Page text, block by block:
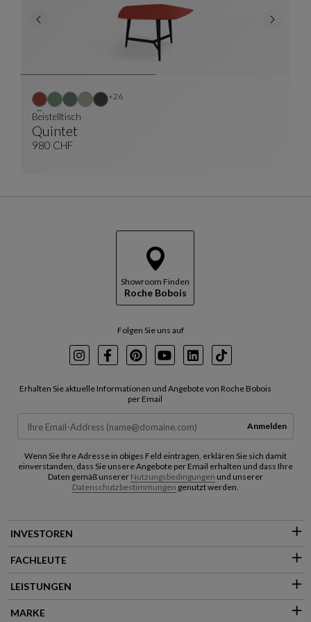
Quintet
Beistelltisch
Siehe Vollständige Beschreibung
Beistelltisch
980 CHF
+26Weitere Farben : 26 verfügbare farben
Showroom Finden
Roche Bobois
Folgen Sie uns auf
InstagramFacebookPinterest
YoutubeLinkedInTikTok
Erhalten Sie aktuelle Informationen und Angebote von Roche Bobois
per Email
Anmelden
Wenn Sie Ihre Adresse in obiges Feld eintragen, erklären Sie sich damit
einverstanden, dass Sie unsere Angebote per Email erhalten und dass Ihre
Daten gemäß unserer Nutzungsbedingungen und unserer
Datenschutzbestimmungen genutzt werden.
INVESTOREN
FACHLEUTE
LEISTUNGEN
MARKE